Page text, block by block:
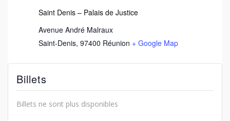
Saint Denis – Palais de Justice
Avenue André Malraux
Saint-Denis, 97400 Réunion + Google Map
Billets
Billets ne sont plus disponibles